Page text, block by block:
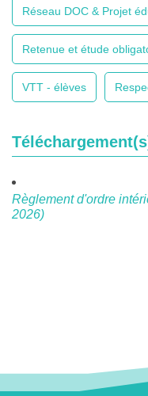
Réseau DOC & Projet
Retenue et étude
VTT - élèves
Règlement d'ordre
2026)